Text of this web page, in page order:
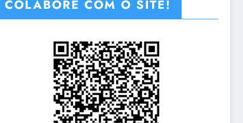
COLABORE COM O SITE!